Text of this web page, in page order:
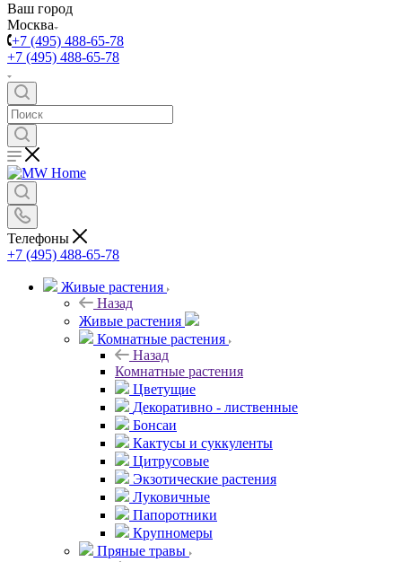
Ваш город
Москва
+7 (495) 488-65-78
+7 (495) 488-65-78
Телефоны
+7 (495) 488-65-78
Живые растения
Назад
Живые растения
Комнатные растения
Назад
Комнатные растения
Цветущие
Декоративно - лиственные
Бонсаи
Кактусы и суккуленты
Цитрусовые
Экзотические растения
Луковичные
Папоротники
Крупномеры
Пряные травы